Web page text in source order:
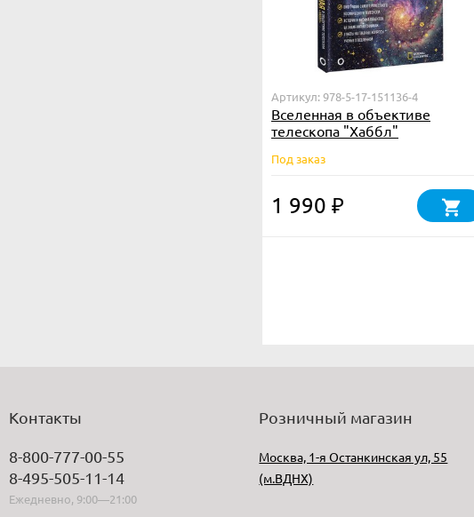
Артикул: 978-5-17-151136-4
Вселенная в объективе
телескопа "Хаббл"
Под заказ
1 990 ₽
Контакты
8-800-777-00-55
8-495-505-11-14
Ежедневно, 9:00—21:00
Розничный магазин
Москва, 1-я Останкинская ул, 55
(м.ВДНХ)